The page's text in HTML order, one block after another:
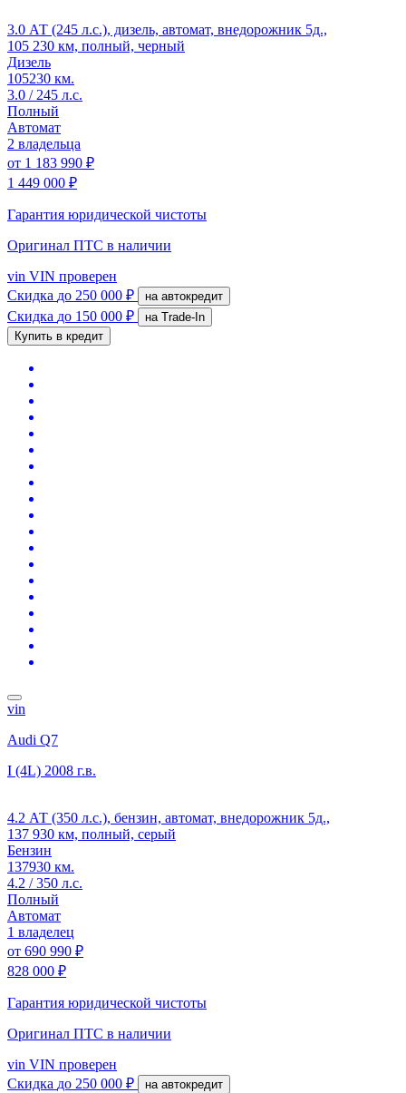
3.0 АТ (245 л.с.), дизель, автомат, внедорожник 5д.,
105 230 км, полный, черный
Дизель
105230 км.
3.0 / 245 л.с.
Полный
Автомат
2 владельца
от 1 183 990 ₽
1 449 000 ₽
Гарантия юридической чистоты
Оригинал ПТС в наличии
vin VIN проверен
Скидка до 250 000 ₽ на автокредит
Скидка до 150 000 ₽
на Trade-In
Купить в кредит
vin
Audi Q7
I (4L) 2008 г.в.
4.2 АТ (350 л.с.), бензин, автомат, внедорожник 5д.,
137 930 км, полный, серый
Бензин
137930 км.
4.2 / 350 л.с.
Полный
Автомат
1 владелец
от 690 990 ₽
828 000 ₽
Гарантия юридической чистоты
Оригинал ПТС в наличии
vin VIN проверен
Скидка до 250 000 ₽ на автокредит